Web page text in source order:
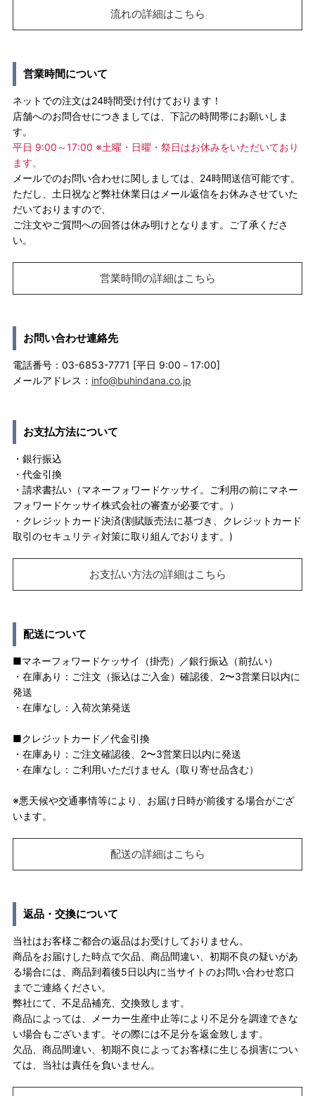
流れの詳細はこちら
営業時間について
ネットでの注文は24時間受け付けております！
店舗へのお問合せにつきましては、下記の時間帯にお願いしま
す。
平日 9:00～17:00 ※土曜・日曜・祭日はお休みをいただいており
ます。
メールでのお問い合わせに関しましては、24時間送信可能です。
ただし、土日祝など弊社休業日はメール返信をお休みさせていた
だいておりますので、
ご注文やご質問への回答は休み明けとなります。ご了承くださ
い。
営業時間の詳細はこちら
お問い合わせ連絡先
電話番号：03-6853-7771 [平日 9:00－17:00]
メールアドレス： info@buhindana.co.jp
お支払方法について
・銀行振込
・代金引換
・請求書払い（マネーフォワードケッサイ。ご利用の前にマネー
フォワードケッサイ株式会社の審査が必要です。）
・クレジットカード決済(割賦販売法に基づき、クレジットカード
取引のセキュリティ対策に取り組んでおります。)
お支払い方法の詳細はこちら
配送について
■マネーフォワードケッサイ（掛売）／銀行振込（前払い）
・在庫あり：ご注文（振込はご入金）確認後、2〜3営業日以内に
発送
・在庫なし：入荷次第発送
■クレジットカード／代金引換
・在庫あり：ご注文確認後、2〜3営業日以内に発送
・在庫なし：ご利用いただけません（取り寄せ品含む）
※悪天候や交通事情等により、お届け日時が前後する場合がござ
います。
配送の詳細はこちら
返品・交換について
当社はお客様ご都合の返品はお受けしておりません。
商品をお届けした時点で欠品、商品間違い、初期不良の疑いがあ
る場合には、商品到着後5日以内に当サイトのお問い合わせ窓口
までご連絡ください。
弊社にて、不足品補充、交換致します。
商品によっては、メーカー生産中止等により不足分を調達できな
い場合もございます。その際には不足分を返金致します。
欠品、商品間違い、初期不良によってお客様に生じる損害につい
ては、当社は責任を負いません。